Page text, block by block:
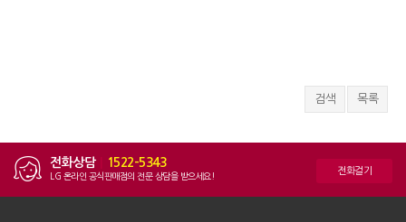
검색 목록
전화상담 1522-5343
LG 온라인 공식판매점의 전문 상담을 받으세요! 전화걸기